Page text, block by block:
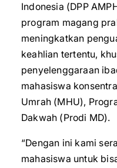
Indonesia (DPP
program magang
meningkatkan
keahlian tertentu,
penyelenggaraan
mahasiswa
Umrah (MHU),
Dakwah (Prodi MD).
“Dengan ini kami
mahasiswa untuk